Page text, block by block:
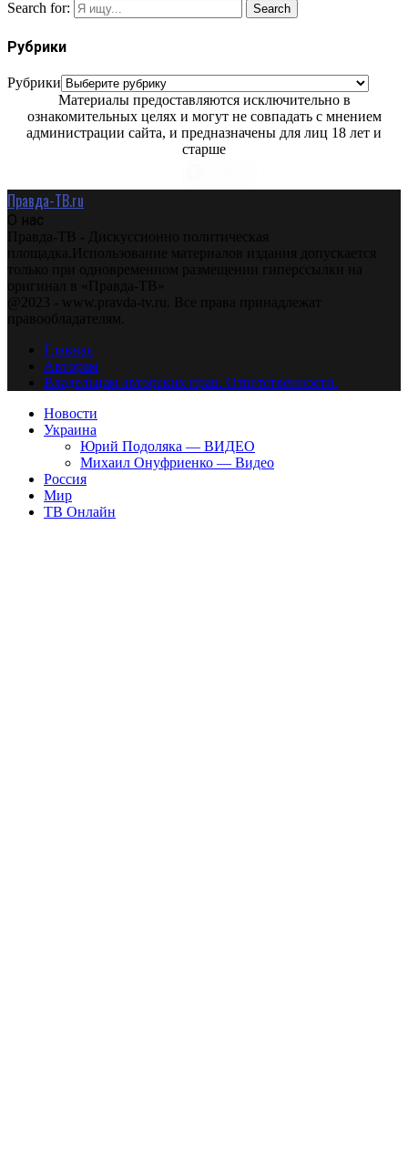
Search for:
Search
Рубрики
Рубрики
Материалы предоставляются исключительно в
ознакомительных целях и могут не совпадать с мнением
администрации сайта, и предназначены для лиц 18 лет и
старше
Правда-ТВ.ru
О нас
Правда-ТВ - Дискуссионно политическая
площадка.Использование материалов издания допускается
только при одновременном размещении гиперссылки на
оригинал в «Правда-ТВ»
@2023 - www.pravda-tv.ru. Все права принадлежат
правообладателям.
Главная
Авторам
Владельцам авторских прав. Ответственности.
Новости
Украина
Юрий Подоляка — ВИДЕО
Михаил Онуфриенко — Видео
Россия
Мир
ТВ Онлайн